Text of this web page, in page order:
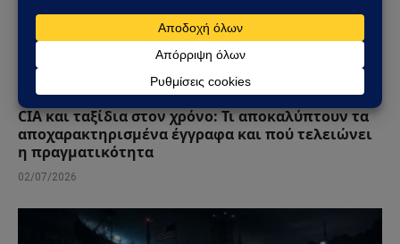
ΠΑΡΆΞΕΝΑ
CIA και ταξίδια στον χρόνο: Τι αποκαλύπτουν τα
αποχαρακτηρισμένα έγγραφα και πού τελειώνει
η πραγματικότητα
02/07/2026